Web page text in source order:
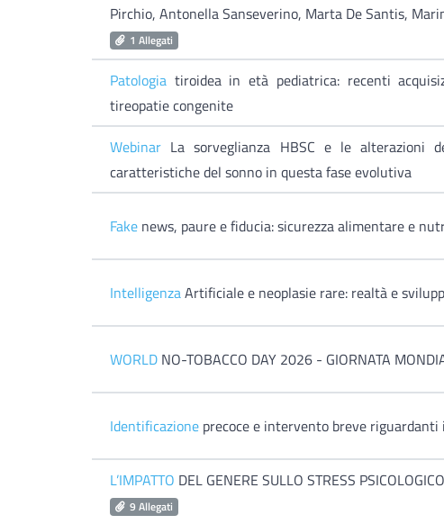
Pirchio, Antonella Sanseverino, Marta De Santis,
1 Allegati
Patologia tiroidea in età pediatrica: recenti
tireopatie congenite
Webinar La sorveglianza HBSC e le alterazioni
caratteristiche del sonno in questa fase evolutiva
Fake news, paure e fiducia: sicurezza alimentare e
IntelligenzaArtificiale e neoplasie rare: realtà e
WORLD NO-TOBACCO DAY 2026 - GIORNATA
Identificazione precoce e intervento breve riguardanti
L’IMPATTO DEL GENERE SULLO STRESS
9 Allegati